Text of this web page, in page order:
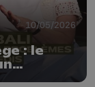
10/05/2026
: le
répond